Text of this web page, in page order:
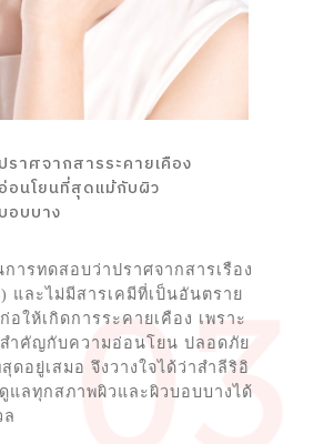
ปราศจากสารระคายเคือง
อ่อนโยนที่สุดแม้กับผิว
บอบบาง
ารทดสอบว่าปราศจากสารเรือง
และไม่มีสารเคมีที่เป็นอันตราย
อให้เกิดการระคายเคือง เพราะ
ำคัญกับความอ่อนโยน ปลอดภัย
ดอยู่เสมอ จึงวางใจได้ว่าสำลีริอิ
แลทุกสภาพผิวและผิวบอบบางได้
ล